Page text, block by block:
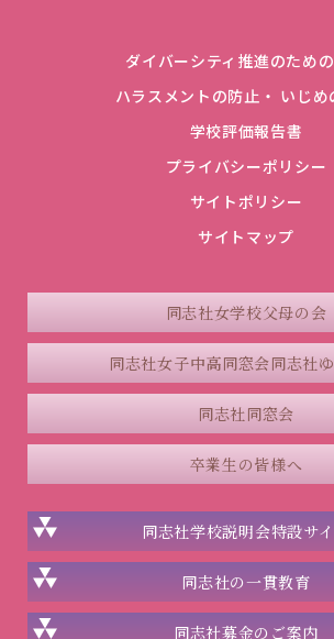
ダイバーシティ推進のため
ハラスメントの防止・ いじめ
学校評価報告書
プライバシーポリシー
サイトポリシー
サイトマップ
同志社女学校父母の会
同志社女子中高同窓会同志社
同志社同窓会
卒業生の皆様へ
同志社学校説明会特設サ
同志社の一貫教育
同志社募金のご案内